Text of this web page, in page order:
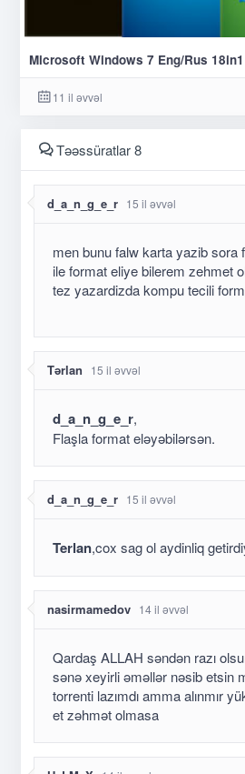
Microsoft Windows 7 Eng/Rus
11 il əvvəl
Təəssüratlar 8
d_a_n_g_e_r 15 il əvvəl
men bunu falw karta yazib sora
ile format eliye bilerem zehmet
tez yazardizda kompu tecili
Tərlan 15 il əvvəl
d_a_n_g_e_r,
Flaşla format eləyəbilərsən.
d_a_n_g_e_r 15 il əvvəl
Terlan,cox sag ol aydinliq
nasirmamedov 14 il əvvəl
Qardaş ALLAH səndən razı
sənə xeyirli əməllər nəsib etsin
torrenti lazımdı amma alınmır
et zəhmət olmasa